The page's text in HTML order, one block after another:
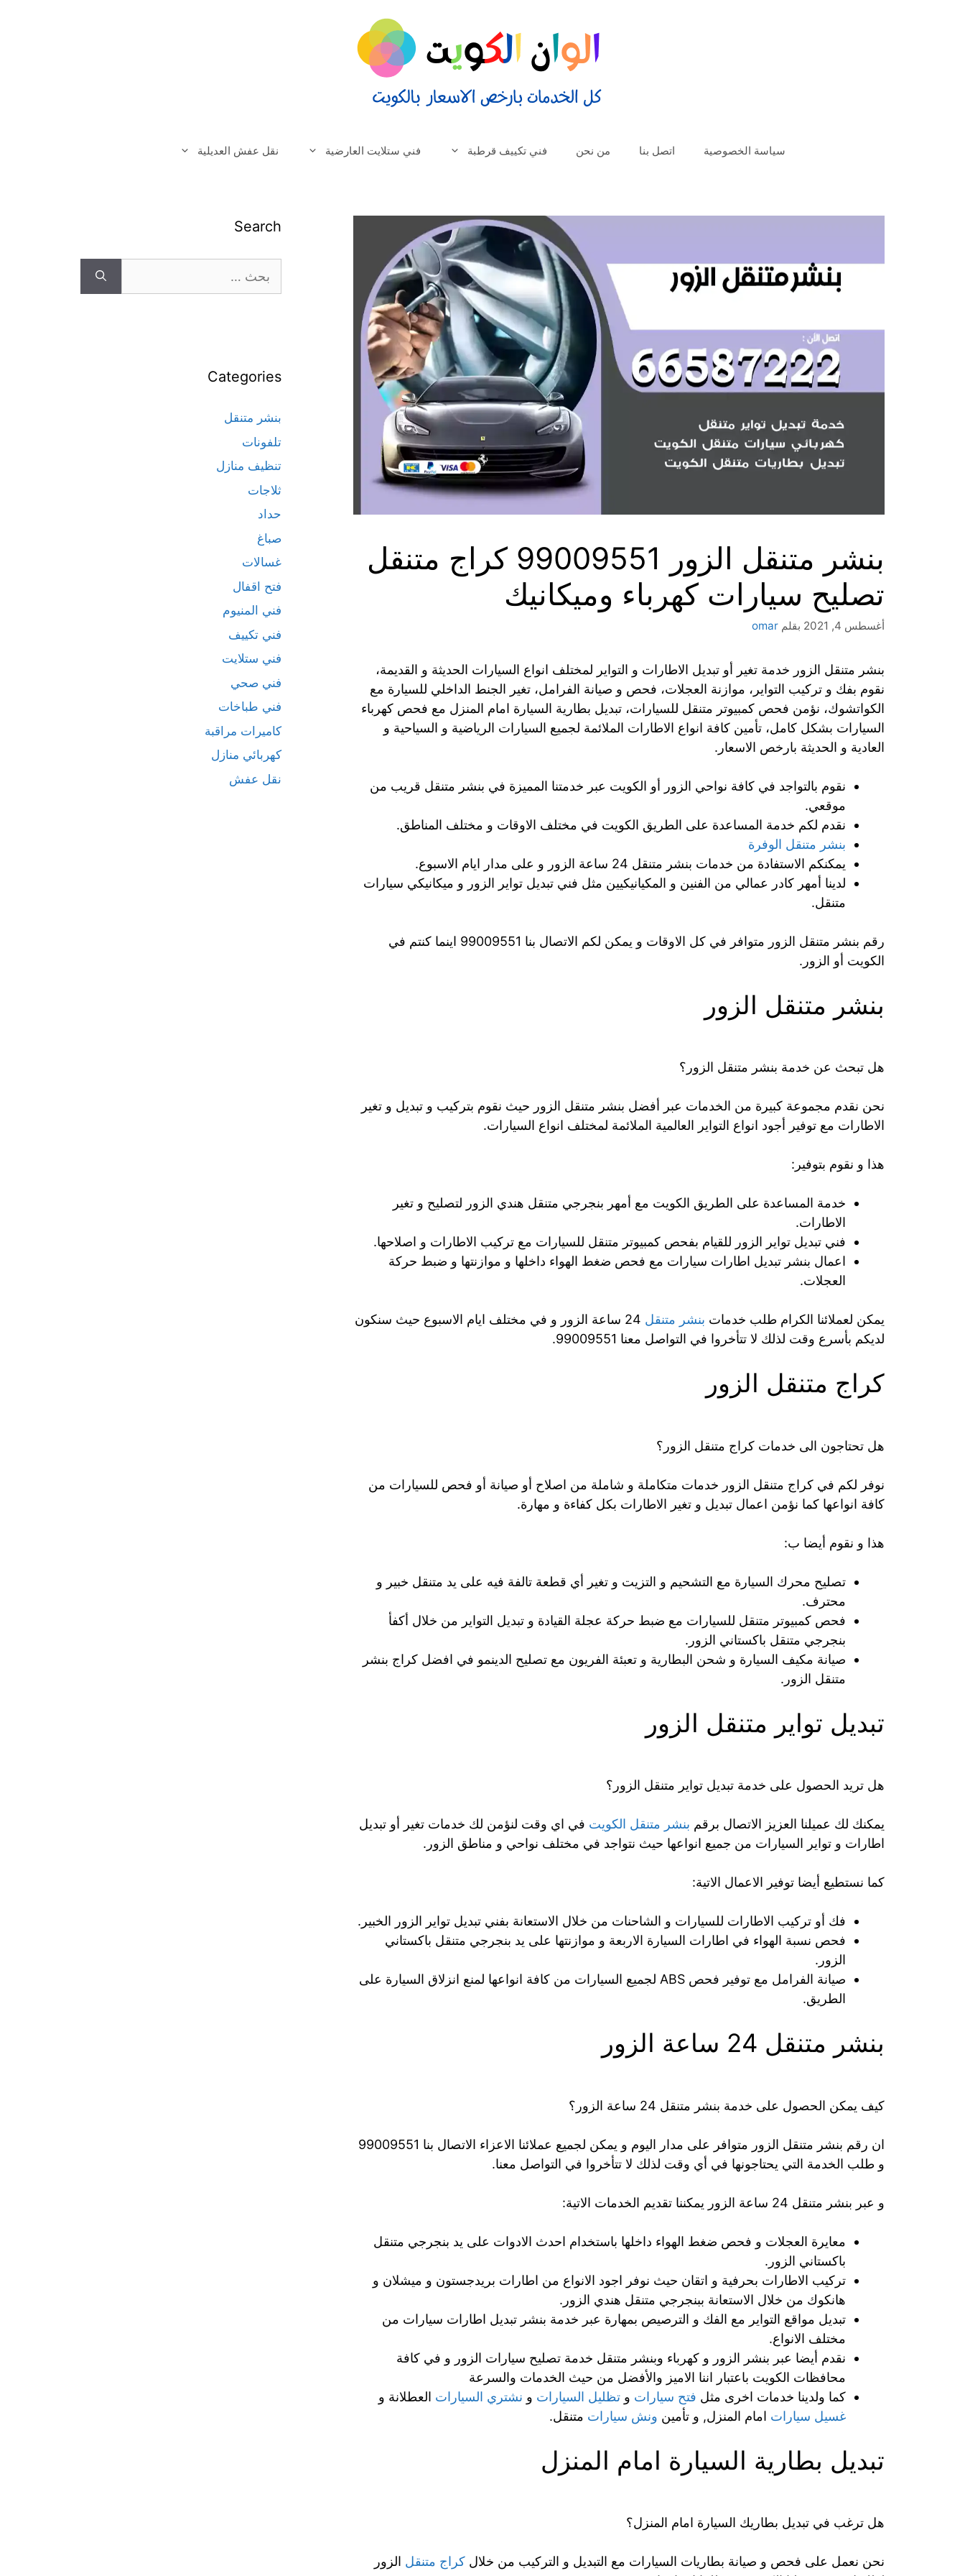
سياسة الخصوصية اتصل بنا من نحن فني تكييف قرطبة فني ستلايت العارضية نقل عفش العديلية
بنشر متنقل الزور 99009551‬ كراج متنقل
تصليح سيارات كهرباء وميكانيك
أغسطس 4, 2021 بقلم omar
بنشر متنقل الزور خدمة تغير أو تبديل الاطارات و التواير لمختلف انواع السيارات الحديثة و القديمة،
نقوم بفك و تركيب التواير، موازنة العجلات، فحص و صيانة الفرامل، تغير الجنط الداخلي للسيارة مع
الكواتشوك، نؤمن فحص كمبيوتر متنقل للسيارات، تبديل بطارية السيارة امام المنزل مع فحص كهرباء
السيارات بشكل كامل، تأمين كافة انواع الاطارات الملائمة لجميع السيارات الرياضية و السياحية و
العادية و الحديثة بارخص الاسعار.
نقوم بالتواجد في كافة نواحي الزور أو الكويت عبر خدمتنا المميزة في بنشر متنقل قريب من
موقعي.
نقدم لكم خدمة المساعدة على الطريق الكويت في مختلف الاوقات و مختلف المناطق.
بنشر متنقل الوفرة
يمكنكم الاستفادة من خدمات بنشر متنقل 24 ساعة الزور و على مدار ايام الاسبوع.
لدينا أمهر كادر عمالي من الفنين و المكيانيكيين مثل فني تبديل تواير الزور و ميكانيكي سيارات
متنقل.
رقم بنشر متنقل الزور متوافر في كل الاوقات و يمكن لكم الاتصال بنا 99009551‬ اينما كنتم في
الكويت أو الزور.
بنشر متنقل الزور
هل تبحث عن خدمة بنشر متنقل الزور؟
نحن نقدم مجموعة كبيرة من الخدمات عبر أفضل بنشر متنقل الزور حيث نقوم بتركيب و تبديل و تغير
الاطارات مع توفير أجود انواع التواير العالمية الملائمة لمختلف انواع السيارات.
هذا و نقوم بتوفير:
خدمة المساعدة على الطريق الكويت مع أمهر بنجرجي متنقل هندي الزور لتصليح و تغير
الاطارات.
فني تبديل تواير الزور للقيام بفحص كمبيوتر متنقل للسيارات مع تركيب الاطارات و اصلاحها.
اعمال بنشر تبديل اطارات سيارات مع فحص ضغط الهواء داخلها و موازنتها و ضبط حركة
العجلات.
يمكن لعملائنا الكرام طلب خدمات بنشر متنقل
24 ساعة الزور و في مختلف ايام الاسبوع حيث سنكون
لديكم بأسرع وقت لذلك لا تتأخروا في التواصل معنا 99009551‬.
كراج متنقل الزور
هل تحتاجون الى خدمات كراج متنقل الزور؟
نوفر لكم في كراج متنقل الزور خدمات متكاملة و شاملة من اصلاح أو صيانة أو فحص للسيارات من
كافة انواعها كما نؤمن اعمال تبديل و تغير الاطارات بكل كفاءة و مهارة.
هذا و نقوم أيضا ب:
تصليح محرك السيارة مع التشحيم و التزيت و تغير أي قطعة تالفة فيه على يد متنقل خبير و
محترف.
فحص كمبيوتر متنقل للسيارات مع ضبط حركة عجلة القيادة و تبديل التواير من خلال أكفأ
بنجرجي متنقل باكستاني الزور.
صيانة مكيف السيارة و شحن البطارية و تعبئة الفريون مع تصليح الدينمو في افضل كراج بنشر
متنقل الزور.
تبديل تواير متنقل الزور
هل تريد الحصول على خدمة تبديل تواير متنقل الزور؟
يمكنك لك عميلنا العزيز الاتصال برقم بنشر متنقل الكويت في اي وقت لنؤمن لك خدمات تغير أو تبديل
اطارات و تواير السيارات من جميع انواعها حيث نتواجد في مختلف نواحي و مناطق الزور.
كما نستطيع أيضا توفير الاعمال الاتية:
فك أو تركيب الاطارات للسيارات و الشاحنات من خلال الاستعانة بفني تبديل تواير الزور الخبير.
فحص نسبة الهواء في اطارات السيارة الاربعة و موازنتها على يد بنجرجي متنقل باكستاني
الزور.
صيانة الفرامل مع توفير فحص ABS لجميع السيارات من كافة انواعها لمنع انزلاق السيارة على
الطريق.
بنشر متنقل 24 ساعة الزور
كيف يمكن الحصول على خدمة بنشر متنقل 24 ساعة الزور؟
و طلب الخدمة التي يحتاجونها في أي وقت لذلك لا تتأخروا في التواصل معنا.
و عبر بنشر متنقل 24 ساعة الزور يمكننا تقديم الخدمات الاتية:
معايرة العجلات و فحص ضغط الهواء داخلها باستخدام احدث الادوات على يد بنجرجي متنقل
باكستاني الزور.
تركيب الاطارات بحرفية و اتقان حيث نوفر اجود الانواع من اطارات بريدجستون و ميشلان و
هانكوك من خلال الاستعانة ببنجرجي متنقل هندي الزور.
تبديل مواقع التواير مع الفك و الترصيص بمهارة عبر خدمة بنشر تبديل اطارات سيارات من
مختلف الانواع.
نقدم أيضا عبر بنشر الزور و كهرباء وبنشر متنقل خدمة تصليح سيارات الزور و في كافة
محافظات الكويت باعتبار اننا الاميز والأفضل من حيث الخدمات والسرعة
كما ولدينا خدمات اخرى مثل فتح سيارات و تظليل السيارات و نشتري السيارات العطلانة و
غسيل سيارات امام المنزل, و تأمين ونش سيارات متنقل.
تبديل بطارية السيارة امام المنزل
هل ترغب في تبديل بطاريك السيارة امام المنزل؟
نحن نعمل على فحص و صيانة بطاريات السيارات مع التبديل و التركيب من خلال كراج متنقل الزور
Search
Categories
بنشر متنقل
تلفونات
تنظيف منازل
ثلاجات
حداد
صباغ
غسالات
فتح اقفال
فني المنيوم
فني تكييف
فني ستلايت
فني صحي
فني طباخات
كاميرات مراقبة
كهربائي منازل
نقل عفش